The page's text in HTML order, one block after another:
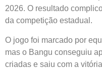
2026. O resultado
da competição estadual.
O jogo foi marcado por
mas o Bangu conseguiu
criadas e saiu com a